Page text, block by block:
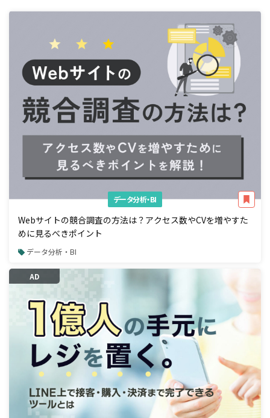
データ分析・BI
Webサイトの競合調査の方法は？アクセス数やCVを増やすた
めに見るべきポイント
データ分析・BI
AD